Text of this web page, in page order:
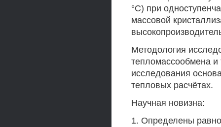
°С) при
массовой
Методология
тепломассообмена
исследования
тепловых расчётах.
Научная новизна:
1. Определены